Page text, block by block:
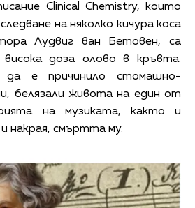
Clinical Chemistry, които
на няколко кичура коса
Лудвиг ван Бетовен, са
висока доза олово в кръвта.
да е причинило стомашно-
белязали живота на един от
на музиката, както и
накрая, смъртта му.